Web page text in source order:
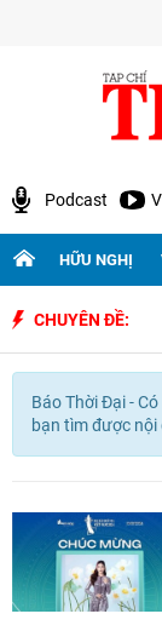
Podcast
HỮU NGHỊ
CHUYÊN ĐỀ:
Báo Thời Đại - Có
bạn tìm được